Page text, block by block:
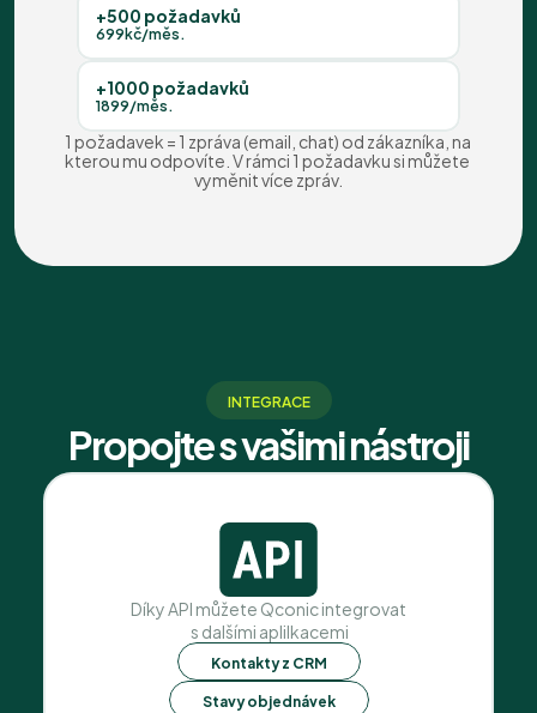
+500 požadavků
699kč/měs.
+1000 požadavků
1899/měs.
1 požadavek = 1 zpráva (email, chat) od zákazníka, na
kterou mu odpovíte. V rámci 1 požadavku si můžete
vyměnit více zpráv.
INTEGRACE
Propojte s vašimi nástroji
Díky API můžete Qconic integrovat
s dalšími aplilkacemi
Kontakty z CRM
Stavy objednávek